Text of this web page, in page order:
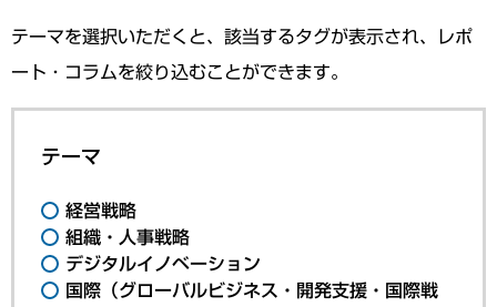
テーマを選択いただくと、該当するタグが表示され、レポ
ート・コラムを絞り込むことができます。
テーマ
経営戦略
組織・人事戦略
デジタルイノベーション
国際（グローバルビジネス・開発支援・国際戦